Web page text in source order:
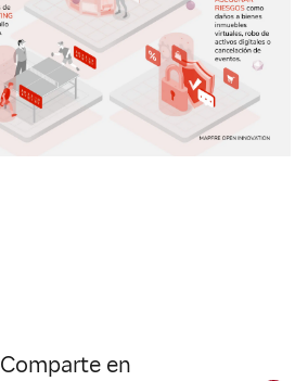
Comparte en